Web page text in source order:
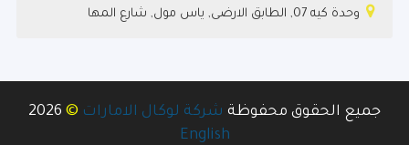
وحدة كيه 07, الطابق الارضى, ياس مول, شارع المها
جميع الحقوق محفوظة شركة لوكال الامارات ©
English